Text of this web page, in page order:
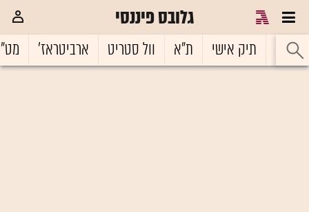
גלובס פיננסי
ראשי תיק אישי ת"א וול סטריט ארביטראז'